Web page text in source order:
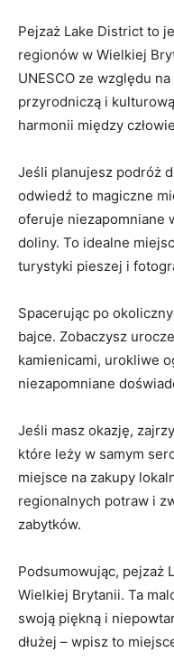
Pejzaż Lake​ District to
regionów w Wielkiej
UNESCO ze względu
przyrodniczą i
harmonii między
Jeśli planujesz podróż​
odwiedź to​ magiczne
oferuje niezapomniane
doliny. To ⁢idealne
turystyki pieszej i
Spacerując po
bajce. Zobaczysz​
kamienicami, urokliwe
niezapomniane
Jeśli masz okazję,
które leży w samym
miejsce na zakupy
regionalnych potraw i
zabytków.
Podsumowując, pejzaż
Wielkiej Brytanii. Ta
swoją piękną ⁢i​
⁣dłużej‌ – wpisz to‍